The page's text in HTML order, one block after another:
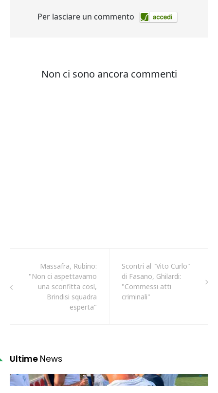
Massafra, Rubino:
"Non ci aspettavamo
una sconfitta così,
Brindisi squadra
esperta"
Scontri al "Vito Curlo"
di Fasano, Ghilardi:
"Commessi atti
criminali"
Ultime News